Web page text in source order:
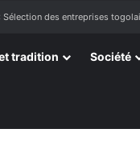
« l’aide à mourir »
tradition Société